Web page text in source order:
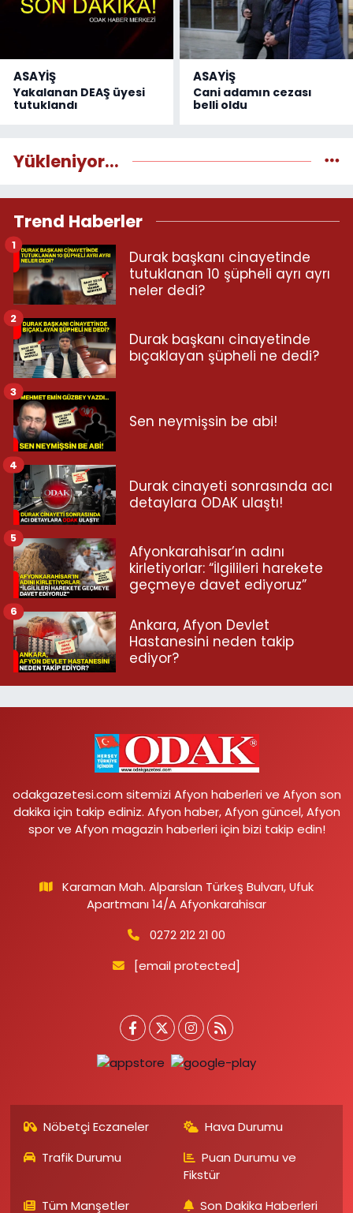
ASAYİŞ
Yakalanan DEAŞ üyesi
tutuklandı
ASAYİŞ
Cani adamın cezası
belli oldu
Yükleniyor...
Trend Haberler
Durak başkanı cinayetinde
tutuklanan 10 şüpheli ayrı ayrı
neler dedi?
1
Durak başkanı cinayetinde
bıçaklayan şüpheli ne dedi?
2
Sen neymişsin be abi!
3
Durak cinayeti sonrasında acı
detaylara ODAK ulaştı!
4
Afyonkarahisar’ın adını
kirletiyorlar: “İlgilileri harekete
geçmeye davet ediyoruz”
5
Ankara, Afyon Devlet
Hastanesini neden takip
ediyor?
6
odakgazetesi.com sitemizi Afyon haberleri ve Afyon son
dakika için takip ediniz. Afyon haber, Afyon güncel, Afyon
spor ve Afyon magazin haberleri için bizi takip edin!
Karaman Mah. Alparslan Türkeş Bulvarı, Ufuk
Apartmanı 14/A Afyonkarahisar
0272 212 21 00
[email protected]
Nöbetçi Eczaneler
Hava Durumu
Trafik Durumu
Puan Durumu ve
Fikstür
Tüm Manşetler
Son Dakika Haberleri